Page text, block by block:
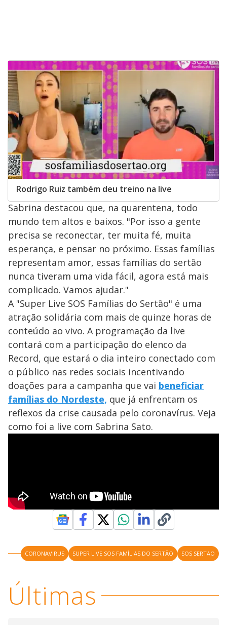
Rodrigo Ruiz também deu treino na live
Sabrina destacou que, na quarentena, todo
mundo tem altos e baixos. "Por isso a gente
precisa se reconectar, ter muita fé, muita
esperança, e pensar no próximo. Essas famílias
representam amor, essas famílias do sertão
nunca tiveram uma vida fácil, agora está mais
complicado. Vamos ajudar."
A "Super Live SOS Famílias do Sertão" é uma
atração solidária com mais de quinze horas de
conteúdo ao vivo. A programação da live
contará com a participação do elenco da
Record, que estará o dia inteiro conectado com
o público nas redes sociais incentivando
doações para a campanha que vai beneficiar
famílias do Nordeste, que já enfrentam os
reflexos da crise causada pelo coronavírus. Veja
como foi a live com Sabrina Sato.
CORONAVIRUS SUPER LIVE SOS FAMÍLIAS DO SERTÃO SOS SERTAO
Últimas